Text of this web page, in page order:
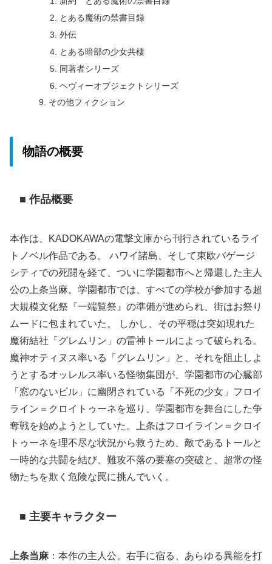
とある魔術の禁書目録
外伝
とある暗部の少女共棲
同著者シリーズ
ヘヴィーオブジェクトシリーズ
その他フィクション
物語の概要
■ 作品概要
本作は、KADOKAWAの電撃文庫から刊行されているライ
トノベル作品である。 ハワイ諸島、そして東欧バゲージ
シティでの死闘を経て、ついに学園都市へと帰還した主人
公の上条当麻。学園都市では、すべての学校が参加する超
大規模文化祭『一端覧祭』の準備が進められ、街はお祭り
ムードに包まれていた。 しかし、その平穏は突如現れた
魔術結社「グレムリン」の雷神トールによって破られる。
魔神オティヌス率いる「グレムリン」と、それを阻止しよ
うとするオッレルス率いる怪物集団が、学園都市の心臓部
「窓のないビル」に幽閉されている「不死の少女」フロイ
ライン＝クロイトゥーネを巡り、学園都市を舞台にした争
奪戦を始めようとしていた。上条はフロイライン＝クロイ
トゥーネを理不尽な状況から救うため、敵であるトールと
一時的な共闘を結び、難攻不落の要塞の突破と、超常の怪
物たちを欺く危険な罠に挑んでいく。
■ 主要キャラクター
上条当麻：本作の主人公。右手に宿る、あらゆる異能を打